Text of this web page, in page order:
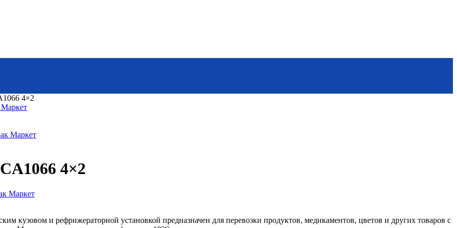
4×2
4×2
кузовом и рефрижераторной установкой предназначен для перевозки продуктов, медикаментов, цветов и других товаров с